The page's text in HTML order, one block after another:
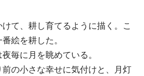
て、耕し育てるように描く。こ
絵を耕した。
毎に月を眺めている。
の小さな幸せに気付けと、月灯